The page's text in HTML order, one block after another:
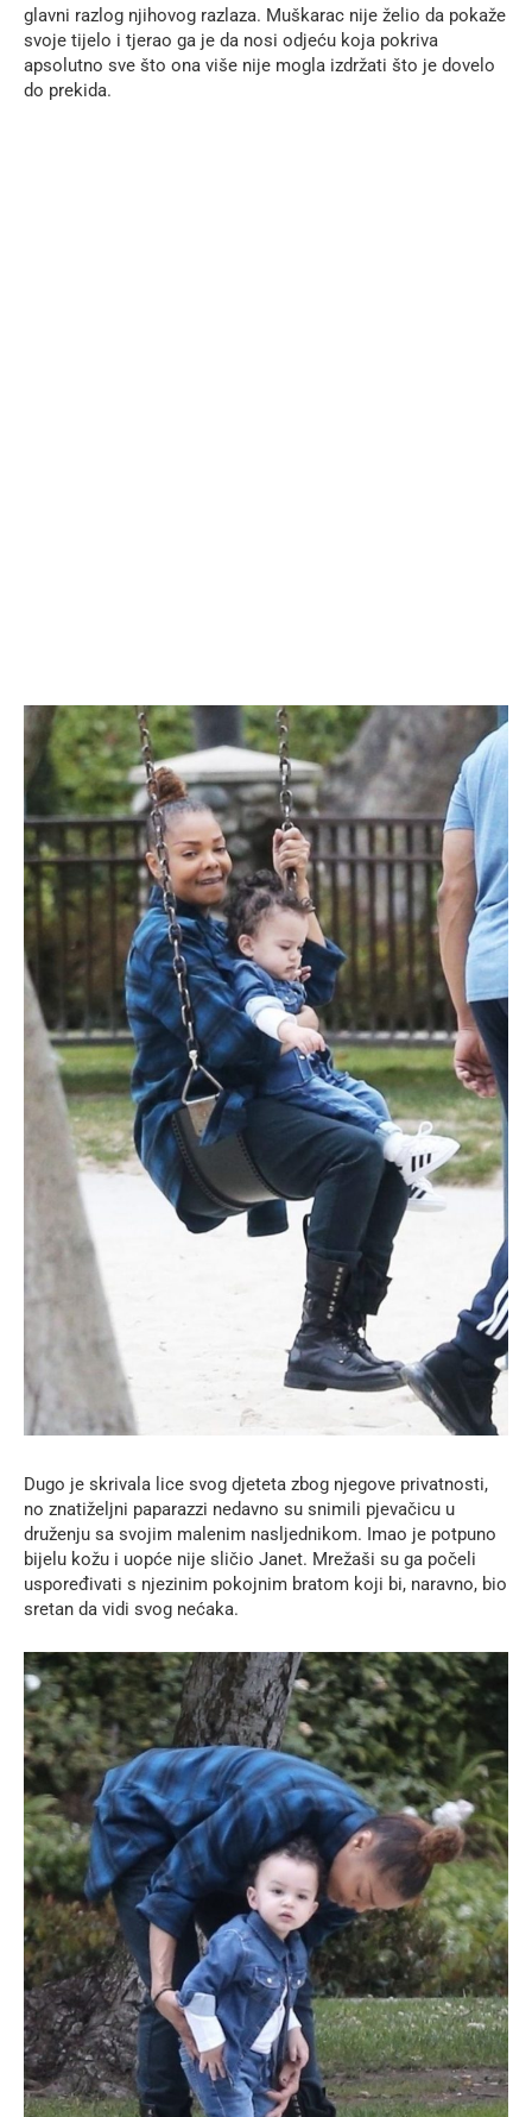
glavni razlog njihovog razlaza. Muškarac nije želio da pokaže
svoje tijelo i tjerao ga je da nosi odjeću koja pokriva
apsolutno sve što ona više nije mogla izdržati što je dovelo
do prekida.
Dugo je skrivala lice svog djeteta zbog njegove privatnosti,
no znatiželjni paparazzi nedavno su snimili pjevačicu u
druženju sa svojim malenim nasljednikom. Imao je potpuno
bijelu kožu i uopće nije sličio Janet. Mrežaši su ga počeli
uspoređivati ​​s njezinim pokojnim bratom koji bi, naravno, bio
sretan da vidi svog nećaka.